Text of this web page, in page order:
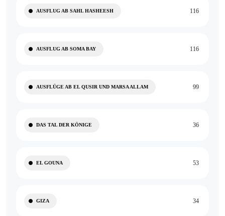
AUSFLUG AB SAHL HASHEESH 116
AUSFLUG AB SOMA BAY 116
AUSFLÜGE AB EL QUSIR UND MARSA ALLAM 99
DAS TAL DER KÖNIGE 36
EL GOUNA 53
GIZA 34